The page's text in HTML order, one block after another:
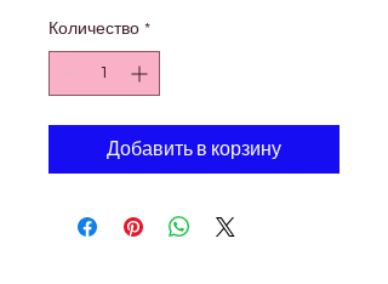
Количество *
Добавить в корзину